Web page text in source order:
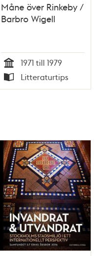
Måne över Rinkeby /
Barbro Wigell
Tid
1971 till 1979
Typ
Litteraturtips